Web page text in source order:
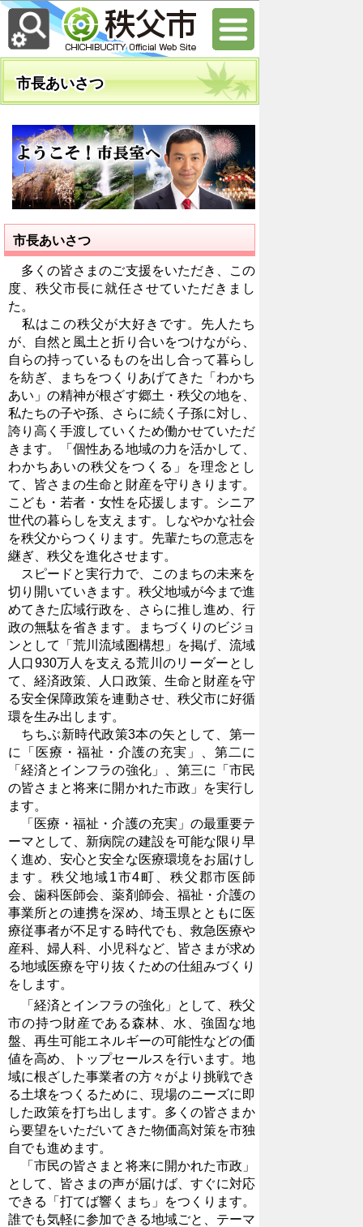
市長あいさつ
市長あいさつ
多くの皆さまのご支援をいただき、この
度、秩父市長に就任させていただきまし
た。
私はこの秩父が大好きです。先人たち
が、自然と風土と折り合いをつけながら、
自らの持っているものを出し合って暮らし
を紡ぎ、まちをつくりあげてきた「わかち
あい」の精神が根ざす郷土・秩父の地を、
私たちの子や孫、さらに続く子孫に対し、
誇り高く手渡していくため働かせていただ
きます。「個性ある地域の力を活かして、
わかちあいの秩父をつくる」を理念とし
て、皆さまの生命と財産を守りきります。
こども・若者・女性を応援します。シニア
世代の暮らしを支えます。しなやかな社会
を秩父からつくります。先輩たちの意志を
継ぎ、秩父を進化させます。
スピードと実行力で、このまちの未来を
切り開いていきます。秩父地域が今まで進
めてきた広域行政を、さらに推し進め、行
政の無駄を省きます。まちづくりのビジョ
ンとして「荒川流域圏構想」を掲げ、流域
人口930万人を支える荒川のリーダーとし
て、経済政策、人口政策、生命と財産を守
る安全保障政策を連動させ、秩父市に好循
環を生み出します。
ちちぶ新時代政策3本の矢として、第一
に「医療・福祉・介護の充実」、第二に
「経済とインフラの強化」、第三に「市民
の皆さまと将来に開かれた市政」を実行し
ます。
「医療・福祉・介護の充実」の最重要テ
ーマとして、新病院の建設を可能な限り早
く進め、安心と安全な医療環境をお届けし
ます。秩父地域1市4町、秩父郡市医師
会、歯科医師会、薬剤師会、福祉・介護の
事業所との連携を深め、埼玉県とともに医
療従事者が不足する時代でも、救急医療や
産科、婦人科、小児科など、皆さまが求め
る地域医療を守り抜くための仕組みづくり
をします。
「経済とインフラの強化」として、秩父
市の持つ財産である森林、水、強固な地
盤、再生可能エネルギーの可能性などの価
値を高め、トップセールスを行います。地
域に根ざした事業者の方々がより挑戦でき
る土壌をつくるために、現場のニーズに即
した政策を打ち出します。多くの皆さまか
ら要望をいただいてきた物価高対策を市独
自でも進めます。
「市民の皆さまと将来に開かれた市政」
として、皆さまの声が届けば、すぐに対応
できる「打てば響くまち」をつくります。
誰でも気軽に参加できる地域ごと、テーマ